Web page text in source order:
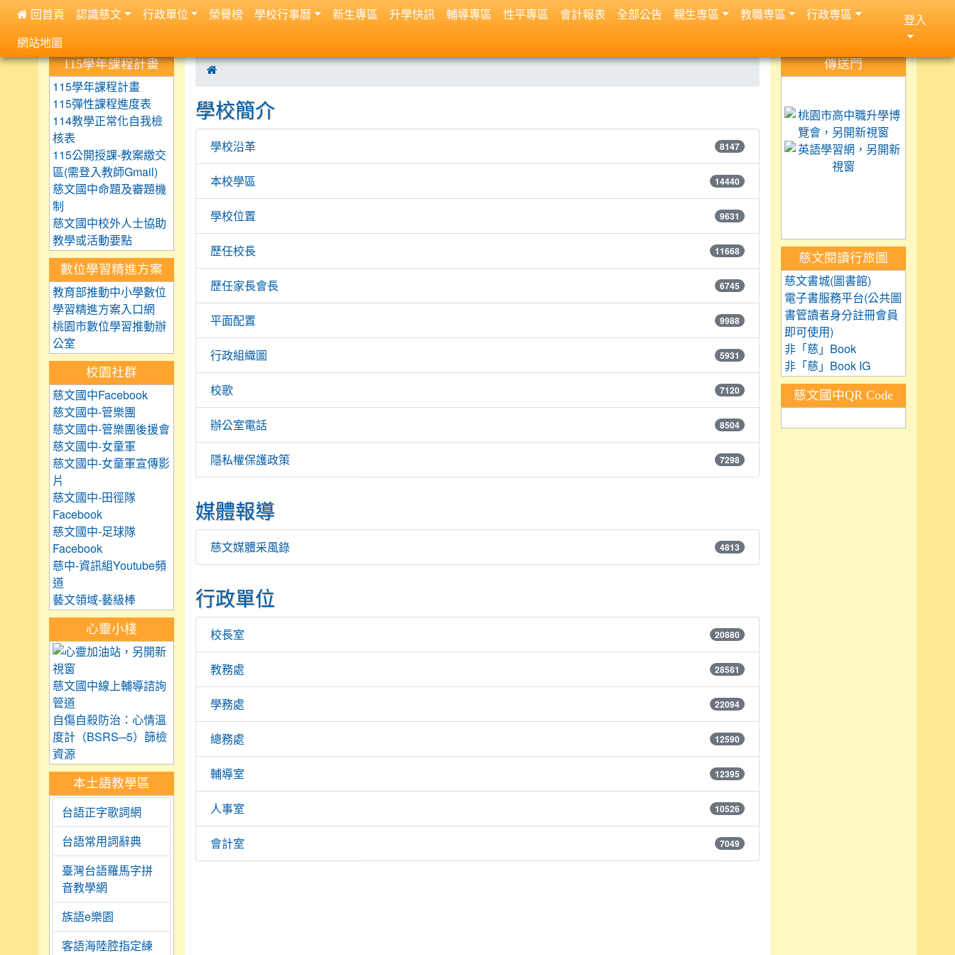
:::

學校簡介
學校沿革 8147
本校學區 14440
學校位置 9631
歷任校長 11668
歷任家長會長 6745
平面配置 9988
行政組織圖 5931
校歌 7120
辦公室電話 8504
隱私權保護政策 7298
媒體報導
慈文媒體采風錄 4813
行政單位
校長室 20880
教務處 28581
學務處 22094
總務處 12590
輔導室 12395
人事室 10526
會計室 7049
::: 115學年課程計畫
115學年課程計畫
115彈性課程進度表
114教學正常化自我檢
核表
115公開授課-教案繳交
區(需登入教師Gmail)
慈文國中命題及審題機
制
慈文國中校外人士協助
教學或活動要點
數位學習精進方案
教育部推動中小學數位
學習精進方案入口網
桃園市數位學習推動辦
公室
校園社群
慈文國中Facebook
慈文國中-管樂團
慈文國中-管樂團後援會
慈文國中-女童軍
慈文國中-女童軍宣傳影
片
慈文國中-田徑隊
Facebook
慈文國中-足球隊
Facebook
慈中-資訊組Youtube頻
道
藝文領域-藝級棒
心靈小棧
link to https://care.tyc.edu.tw/ \ title=心靈加油站，另開新視窗
慈文國中線上輔導諮詢
管道
自傷自殺防治：心情溫
度計（BSRS─5）篩檢
資源
本土語教學區
台語正字歌詞網
台語常用詞辭典
臺灣台語羅馬字拼
音教學網
族語e樂園
客語海陸腔指定練
::: 傳送門
慈文閱讀行旅圖
慈文書城(圖書館)
電子書服務平台(公共圖
書管讀者身分註冊會員
即可使用)
非「慈」Book
非「慈」Book IG
慈文國中QR Code
 回首頁 認識慈文 行政單位 榮譽榜 學校行事曆 新生專區 升學快訊 輔導專區 性平專區 會計報表 全部公告 親生専區 教職専區 行政専區
網站地圖
登入